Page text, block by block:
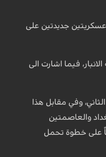
عسكريتين جديدتين على
فيما اشارت الى
وفي مقابل هذا
والعاصمتين
على خطوة تحمل